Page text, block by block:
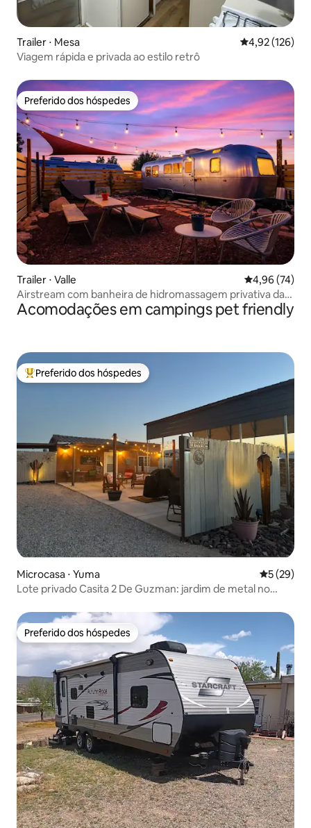
Trailer ⋅ Mesa 4,92 de uma
4,92 (126)
Viagem rápida e privada ao estilo retrô
Preferido dos hóspedes
Preferido dos hóspedes
Trailer ⋅ Valle 4,96 de uma
4,96 (74)
Airstream com banheira de hidromassagem privativa da
The Outpost
Acomodações em campings pet friendly
Entre os melhores preferidos dos hóspedes
Preferido dos hóspedes
Microcasa ⋅ Yuma 5 de uma
5 (29)
Lote privado Casita 2 De Guzman: jardim de metal no
Preferido dos hóspedes
Preferido dos hóspedes